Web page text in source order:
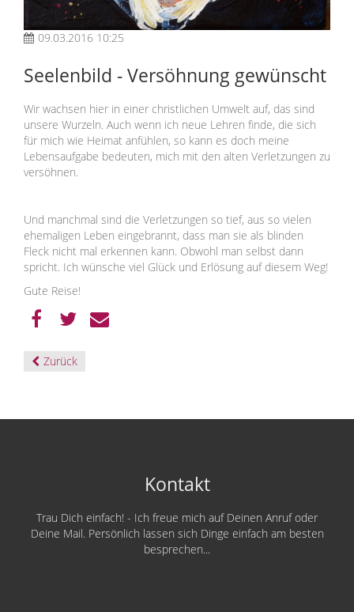
09.03.2016 10:25
Seelenbild - Versöhnung gewünscht
Wir wachsen hier in einer christlichen Umwelt auf, das sind
unsere Wurzeln. Auch wenn ich neue Lehren finde, die sich
für mich wie Heimat anfühlen, so kann es doch meine
Lebensaufgabe bedeuten, mich mit den alten Verletzungen zu
versöhnen.
Und manchmal sind die Verletzungen so tief, aus so vielen
ehemaligen Leben eingebrannt, dass man sie als blinden
Fleck nicht mal erkennen kann. Obwohl man selbst dann
spricht. Ich wünsche viel Glück und Erlösung auf diesem Weg!
Gute Reise!
Zurück
Kontakt
Trau Dich einfach! - Ich freue mich auf Deinen Anruf oder
Deine Mail. Persönlich lassen sich Dinge einfach am besten
besprechen...